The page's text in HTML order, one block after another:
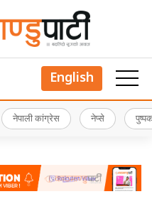
English
नेपाली कांग्रेस नेप्से